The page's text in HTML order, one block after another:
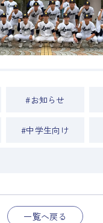
#お知らせ
#中学生向け
一覧へ戻る